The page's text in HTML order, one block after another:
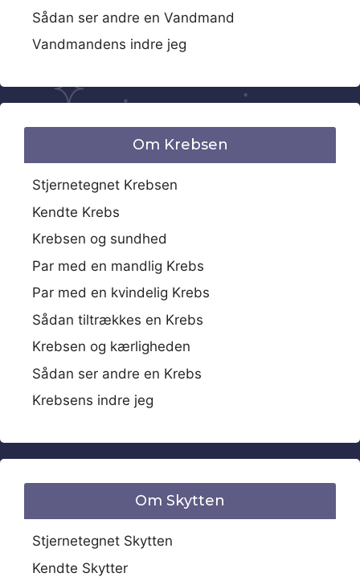
Sådan ser andre en Vandmand
Vandmandens indre jeg
Om Krebsen
Stjernetegnet Krebsen
Kendte Krebs
Krebsen og sundhed
Par med en mandlig Krebs
Par med en kvindelig Krebs
Sådan tiltrækkes en Krebs
Krebsen og kærligheden
Sådan ser andre en Krebs
Krebsens indre jeg
Om Skytten
Stjernetegnet Skytten
Kendte Skytter